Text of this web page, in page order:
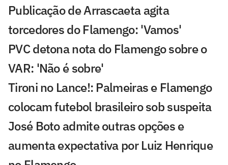
Publicação de Arrascaeta agita
torcedores do Flamengo: 'Vamos'
PVC detona nota do Flamengo sobre o
VAR: 'Não é sobre'
Tironi no Lance!: Palmeiras e Flamengo
colocam futebol brasileiro sob suspeita
José Boto admite outras opções e
aumenta expectativa por Luiz Henrique